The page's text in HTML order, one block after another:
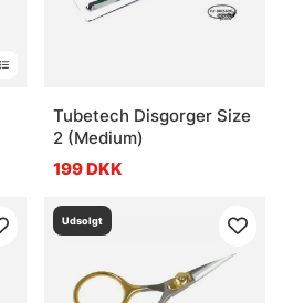
Tubetech Disgorger Size
2 (Medium)
199 DKK
Udsolgt